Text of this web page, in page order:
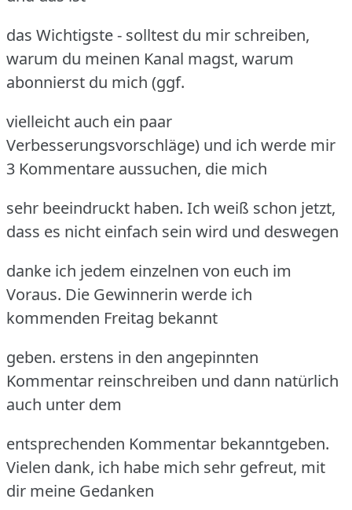
das Wichtigste - solltest du mir schreiben,
warum du meinen Kanal magst, warum
abonnierst du mich (ggf.
vielleicht auch ein paar
Verbesserungsvorschläge) und ich werde mir
3 Kommentare aussuchen, die mich
sehr beeindruckt haben. Ich weiß schon jetzt,
dass es nicht einfach sein wird und deswegen
danke ich jedem einzelnen von euch im
Voraus. Die Gewinnerin werde ich
kommenden Freitag bekannt
geben. erstens in den angepinnten
Kommentar reinschreiben und dann natürlich
auch unter dem
entsprechenden Kommentar bekanntgeben.
Vielen dank, ich habe mich sehr gefreut, mit
dir meine Gedanken